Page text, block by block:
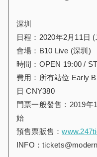
深圳
日程：2020年2月11日 (
會場：B10 Live (深圳)
時間：OPEN 19:00 /
費用：所有站位 Early
日 CNY380
門票一般發售：2019年
始
預售票販售：
INFO：